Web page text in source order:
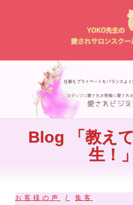
ツ
Blog 「教え
生！」
お客様の声 集客